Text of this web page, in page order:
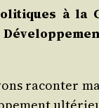
à la
racon­ter